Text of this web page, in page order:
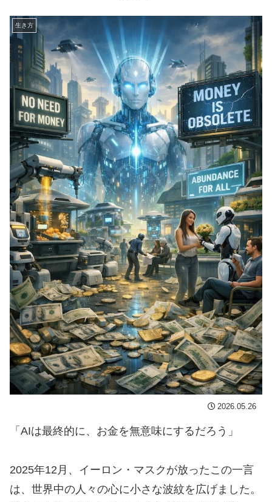
生き方
2026.05.26
「AIは最終的に、お金を無意味にするだろう」
2025年12月、イーロン・マスクが放ったこの一言
は、世界中の人々の心に小さな波紋を広げました。